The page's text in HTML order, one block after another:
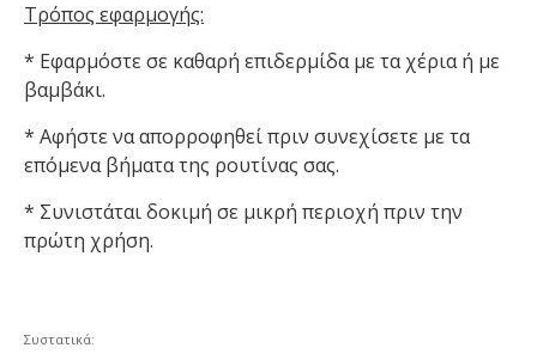
Τρόπος εφαρμογής:
* Εφαρμόστε σε καθαρή επιδερμίδα με τα χέρια ή με
βαμβάκι.
* Αφήστε να απορροφηθεί πριν συνεχίσετε με τα
επόμενα βήματα της ρουτίνας σας.
* Συνιστάται δοκιμή σε μικρή περιοχή πριν την
πρώτη χρήση.
Συστατικά: